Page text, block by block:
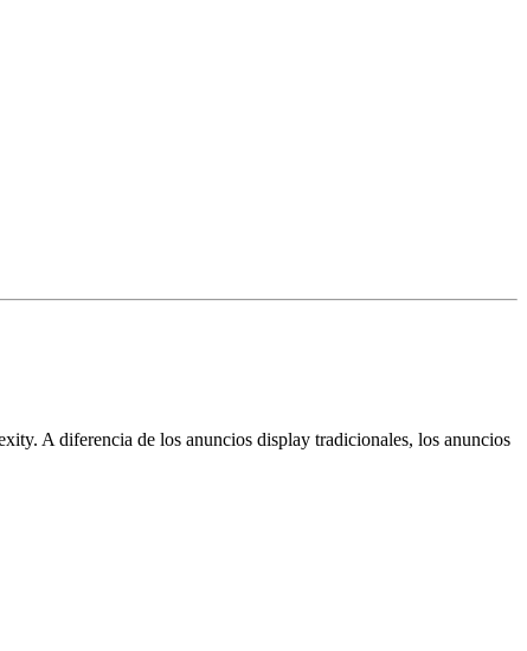
A diferencia de los anuncios display tradicionales, los anuncios